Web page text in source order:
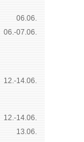
06.06.
06.-07.06.
12.-14.06.
12.-14.06.
13.06.